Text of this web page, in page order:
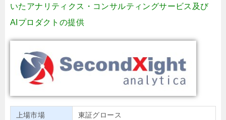
いたアナリティクス・コンサルティングサービス及び
AIプロダクトの提供
上場市場 東証グロース